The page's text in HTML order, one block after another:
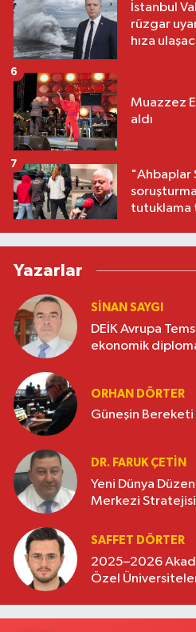
İstanbul
rüzgar
hıza
Muazzez
aldı
6
"Ahbaplar
tutuklama
7
Yazarlar
SINAN SAYGI
DEİK Avrupa
ekonomik
ORHAN DÖRTER
Güneşin Bereketi
DR. FARUK ÇETİN
Yeni Dünya
Merkezi Stratejisi
SAFFET DÖRTER
2025–2026
Özel